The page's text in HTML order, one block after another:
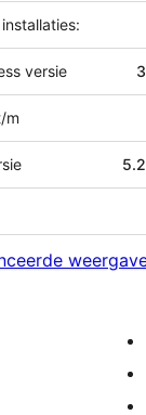
versie
m